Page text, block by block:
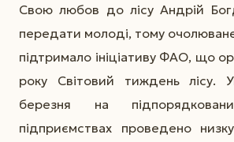
Свою любов до лісу Андрій
передати молоді, тому
підтримало ініціативу ФАО, що
року Світовий тиждень лісу.
березня на
підприємствах проведено